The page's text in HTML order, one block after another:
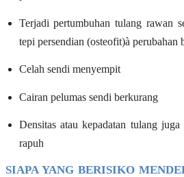
Terjadi pertumbuhan tulang rawan
tepi persendian (osteofit)à perubahan
Celah sendi menyempit
Cairan pelumas sendi berkurang
Densitas atau kepadatan tulang juga
rapuh
SIAPA YANG BERISIKO